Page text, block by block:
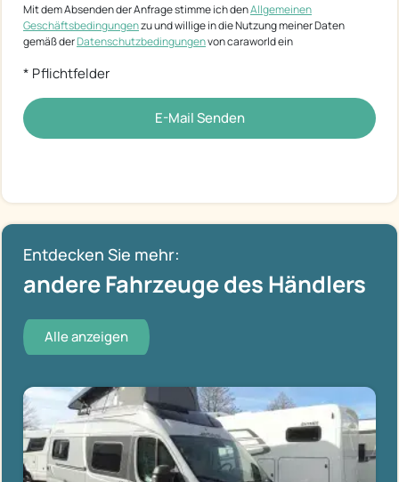
Mit dem Absenden der Anfrage stimme ich denAllgemeinen
Geschäftsbedingungenzu und willige in die Nutzung meiner Daten
gemäß derDatenschutzbedingungenvon caraworld ein
* Pflichtfelder
E-Mail Senden
Entdecken Sie mehr:
andere Fahrzeuge des Händlers
Alle anzeigen